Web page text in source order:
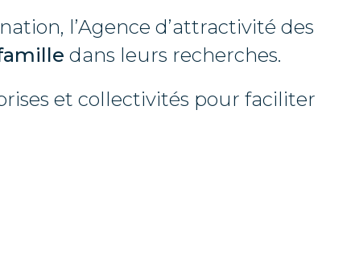
l’Agence d’attractivité des
dans leurs recherches.
et collectivités pour faciliter